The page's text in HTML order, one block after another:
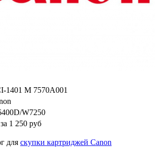
1401 M 7570A001
W7250
за 1 250 руб
для скупки картриджей Canon